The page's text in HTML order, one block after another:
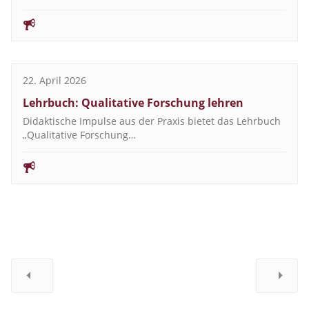
22. April 2026
Lehrbuch: Qualitative Forschung lehren
Didaktische Impulse aus der Praxis bietet das Lehrbuch
„Qualitative Forschung…